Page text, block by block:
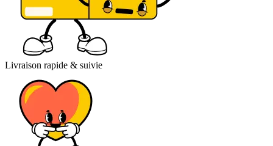
Livraison rapide & suivie